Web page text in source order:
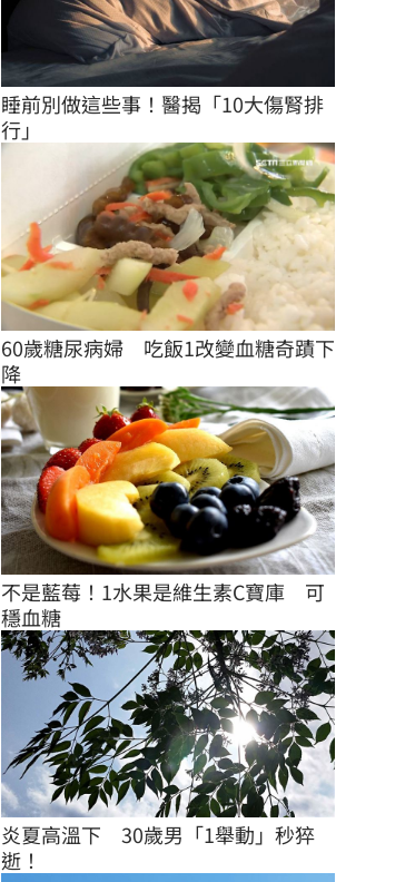
睡前別做這些事！醫揭「10大傷腎排
行」
60歲糖尿病婦　吃飯1改變血糖奇蹟下
降
不是藍莓！1水果是維生素C寶庫　可
穩血糖
炎夏高溫下　30歲男「1舉動」秒猝
逝！